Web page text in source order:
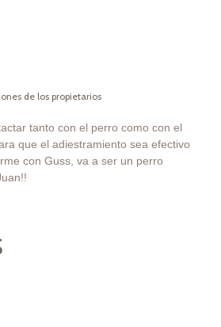
de los propietarios
tanto con el perro como con el
que el adiestramiento sea efectivo
con Guss, va a ser un perro